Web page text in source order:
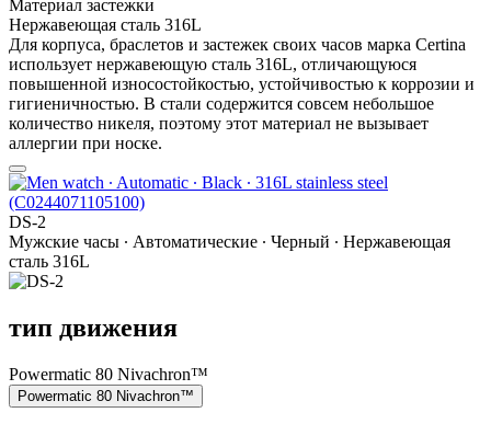
Материал застежки
Нержавеющая сталь 316L
Для корпуса, браслетов и застежек своих часов марка Certina
использует нержавеющую сталь 316L, отличающуюся
повышенной износостойкостью, устойчивостью к коррозии и
гигиеничностью. В стали содержится совсем небольшое
количество никеля, поэтому этот материал не вызывает
аллергии при носке.
DS-2
Мужские часы ∙ Автоматические ∙ Черный ∙ Нержавеющая
сталь 316L
тип движения
Powermatic 80 Nivachron™
Powermatic 80 Nivachron™